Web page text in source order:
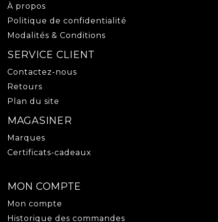
À propos
Politique de confidentialité
Modalités & Conditions
SERVICE CLIENT
Contactez-nous
Retours
Plan du site
MAGASINER
Marques
Certificats-cadeaux
MON COMPTE
Mon compte
Historique des commandes